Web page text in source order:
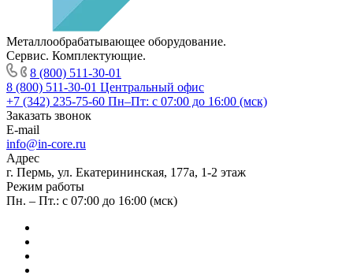
Металлообрабатывающее оборудование.
Сервис. Комплектующие.
8 (800) 511-30-01
8 (800) 511-30-01 Центральный офис
+7 (342) 235-75-60 Пн–Пт: с 07:00 до 16:00 (мск)
Заказать звонок
E-mail
info@in-core.ru
Адрес
г. Пермь, ул. ​Екатерининская, 177а, ​1-2 этаж
Режим работы
Пн. – Пт.: с 07:00 до 16:00 (мск)